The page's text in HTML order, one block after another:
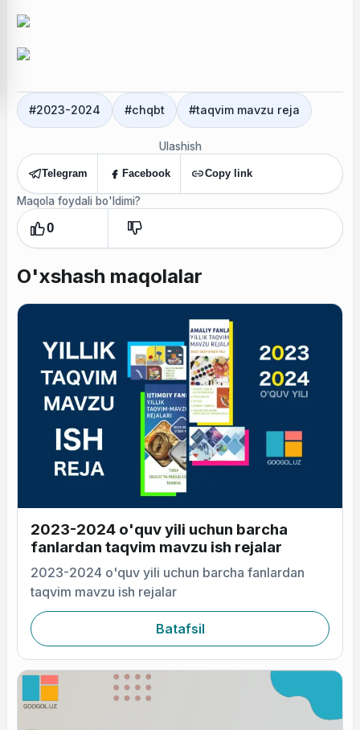
#2023-2024 #chqbt #taqvim mavzu reja
Ulashish
Telegram Facebook Copy link
Maqola foydali bo'ldimi?
0
O'xshash maqolalar
2023-2024 o'quv yili uchun barcha
fanlardan taqvim mavzu ish rejalar
2023-2024 o'quv yili uchun barcha fanlardan
taqvim mavzu ish rejalar
Batafsil